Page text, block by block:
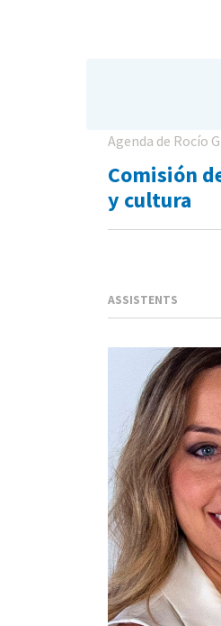
Agenda de Rocío
Comisión
y cultura
ASSISTENTS